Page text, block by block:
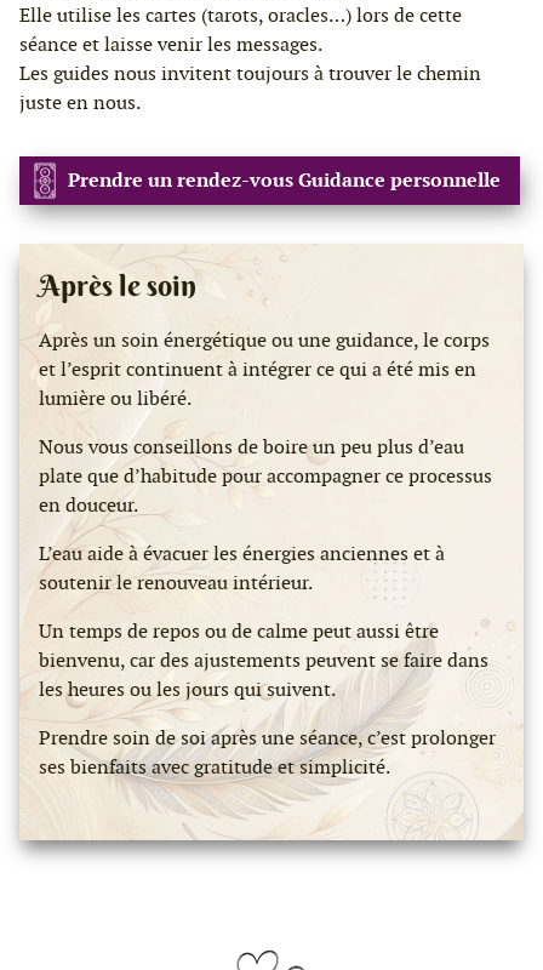
Elle utilise les cartes (tarots, oracles…) lors de cette
séance et laisse venir les messages.
Les guides nous invitent toujours à trouver le chemin
juste en nous.
Prendre un rendez-vous Guidance personnelle
Après le soin
Après un soin énergétique ou une guidance, le corps
et l’esprit continuent à intégrer ce qui a été mis en
lumière ou libéré.
Nous vous conseillons de boire un peu plus d’eau
plate que d’habitude pour accompagner ce processus
en douceur.
L’eau aide à évacuer les énergies anciennes et à
soutenir le renouveau intérieur.
Un temps de repos ou de calme peut aussi être
bienvenu, car des ajustements peuvent se faire dans
les heures ou les jours qui suivent.
Prendre soin de soi après une séance, c’est prolonger
ses bienfaits avec gratitude et simplicité.